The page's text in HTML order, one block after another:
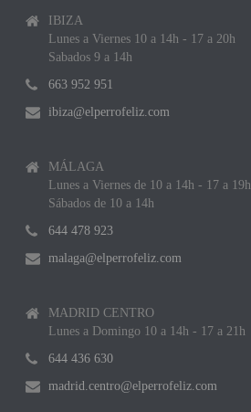
IBIZA
Lunes a Viernes 10 a 14h - 17 a 20h
Sabados 9 a 14h
663 952 951
ibiza@elperrofeliz.com
MÁLAGA
Lunes a Viernes de 10 a 14h - 17 a 19h
Sábados de 10 a 14h
644 478 923
malaga@elperrofeliz.com
MADRID CENTRO
Lunes a Domingo 10 a 14h - 17 a 21h
644 436 630
madrid.centro@elperrofeliz.com